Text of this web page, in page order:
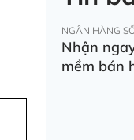
NGÂN HÀNG
Nhận
mềm bán